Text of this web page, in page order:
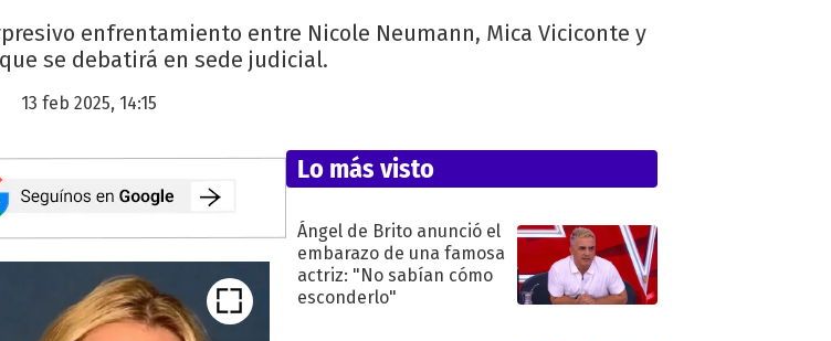
enfrentamiento entre Nicole Neumann, Mica Viciconte y
se debatirá en sede judicial.
13 feb 2025, 14:15
Lo más visto
Ángel de Brito anunció el
embarazo de una famosa
actriz: "No sabían cómo
esconderlo"